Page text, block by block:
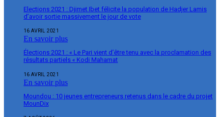
Elections 2021 : Djimet Ibet félicite la population de Hadjer Lamis
d’avoir sortie massivement le jour de vote
16 AVRIL 2021
En savoir plus
Élections 2021 : « Le Pari vient d’être tenu avec la proclamation des
résultats partiels « Kodi Mahamat
16 AVRIL 2021
En savoir plus
Moundou : 10 jeunes entrepreneurs retenus dans le cadre du projet
MounDix